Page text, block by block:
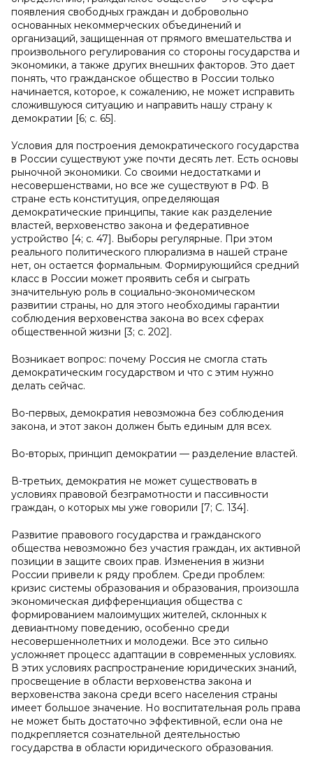
появления свободных граждан и добровольно
основанных некоммерческих объединений и
организаций, защищенная от прямого вмешательства и
произвольного регулирования со стороны государства и
экономики, а также других внешних факторов. Это дает
понять, что гражданское общество в России только
начинается, которое, к сожалению, не может исправить
сложившуюся ситуацию и направить нашу страну к
демократии [6; с. 65].
Условия для построения демократического государства
в России существуют уже почти десять лет. Есть основы
рыночной экономики. Со своими недостатками и
несовершенствами, но все же существуют в РФ. В
стране есть конституция, определяющая
демократические принципы, такие как разделение
властей, верховенство закона и федеративное
устройство [4; с. 47]. Выборы регулярные. При этом
реального политического плюрализма в нашей стране
нет, он остается формальным. Формирующийся средний
класс в России может проявить себя и сыграть
значительную роль в социально-экономическом
развитии страны, но для этого необходимы гарантии
соблюдения верховенства закона во всех сферах
общественной жизни [3; с. 202].
Возникает вопрос: почему Россия не смогла стать
демократическим государством и что с этим нужно
делать сейчас.
Во-первых, демократия невозможна без соблюдения
закона, и этот закон должен быть единым для всех.
Во-вторых, принцип демократии — разделение властей.
В-третьих, демократия не может существовать в
условиях правовой безграмотности и пассивности
граждан, о которых мы уже говорили [7; С. 134].
Развитие правового государства и гражданского
общества невозможно без участия граждан, их активной
позиции в защите своих прав. Изменения в жизни
России привели к ряду проблем. Среди проблем:
кризис системы образования и образования, произошла
экономическая дифференциация общества с
формированием малоимущих жителей, склонных к
девиантному поведению, особенно среди
несовершеннолетних и молодежи. Все это сильно
усложняет процесс адаптации в современных условиях.
В этих условиях распространение юридических знаний,
просвещение в области верховенства закона и
верховенства закона среди всего населения страны
имеет большое значение. Но воспитательная роль права
не может быть достаточно эффективной, если она не
подкрепляется сознательной деятельностью
государства в области юридического образования.